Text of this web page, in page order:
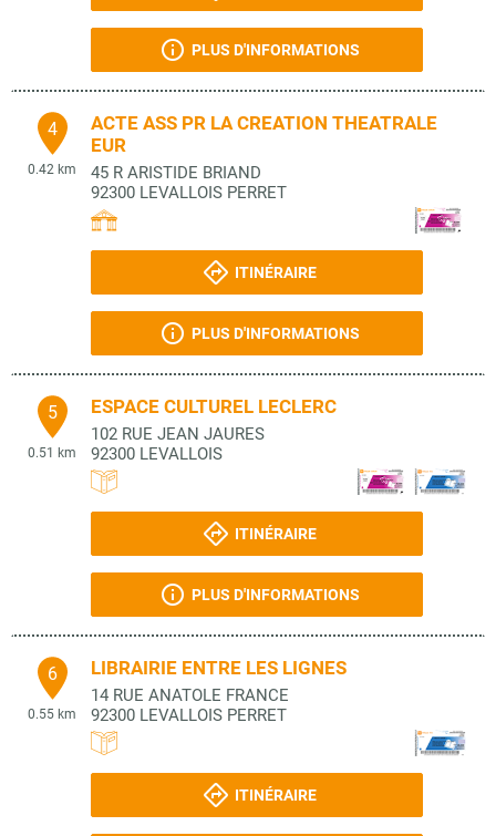
PLUS D'INFORMATIONS
4
0.42 km
ACTE ASS PR LA CREATION THEATRALE
EUR
45 R ARISTIDE BRIAND
92300 LEVALLOIS PERRET
ITINÉRAIRE
PLUS D'INFORMATIONS
5
0.51 km
ESPACE CULTUREL LECLERC
102 RUE JEAN JAURES
92300 LEVALLOIS
ITINÉRAIRE
PLUS D'INFORMATIONS
6
0.55 km
LIBRAIRIE ENTRE LES LIGNES
14 RUE ANATOLE FRANCE
92300 LEVALLOIS PERRET
ITINÉRAIRE